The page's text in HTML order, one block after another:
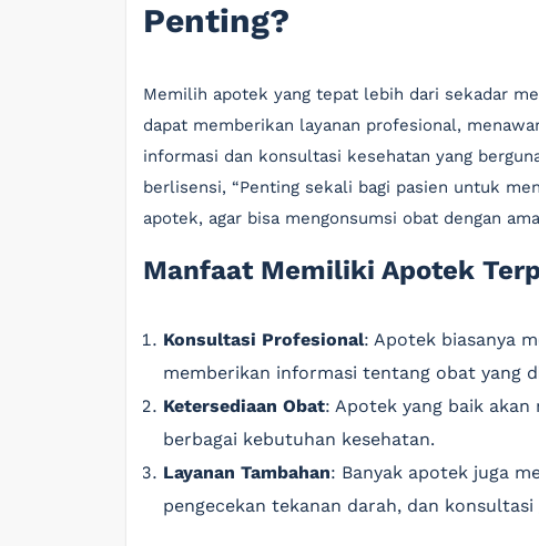
Penting?
Memilih apotek yang tepat lebih dari sekadar
dapat memberikan layanan profesional,
informasi dan konsultasi kesehatan yang
berlisensi, “Penting sekali bagi pasien untuk
apotek, agar bisa mengonsumsi obat dengan
Manfaat Memiliki Apotek
Konsultasi Profesional: Apotek biasanya
memberikan informasi tentang obat yang
Ketersediaan Obat: Apotek yang baik
berbagai kebutuhan kesehatan.
Layanan Tambahan: Banyak apotek juga
pengecekan tekanan darah, dan konsultasi